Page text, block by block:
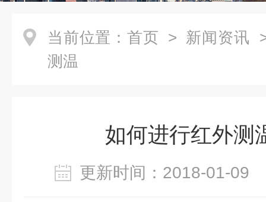
当前位置： 首页 > 新闻资讯
测温
如何进行红外测
更新时间：2018-01-